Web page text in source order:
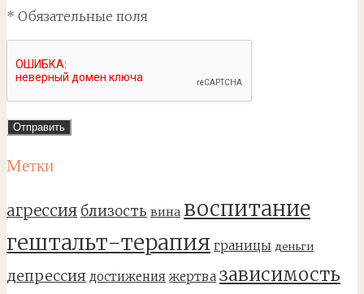
* Обязательные поля
Метки
агрессия близость вина воспитание
гештальт-терапия границы деньги
депрессия достижения жертва зависимость